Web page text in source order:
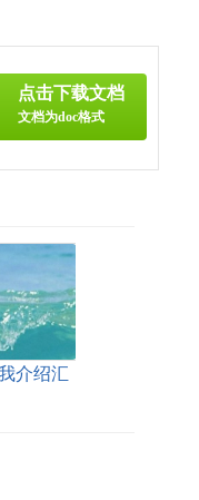
点击下载文档
文档为doc格式
介绍汇